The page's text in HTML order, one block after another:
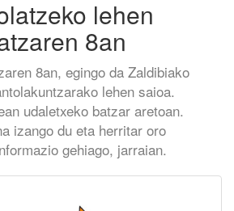
lehen
8an
8an, egingo da Zaldibiako
lehen saioa.
udaletxeko batzar aretoan.
izango du eta herritar oro
gehiago, jarraian.